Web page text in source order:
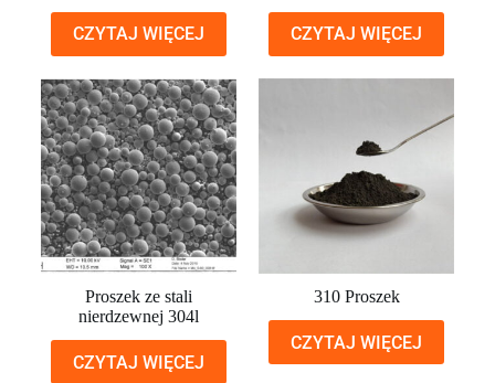
CZYTAJ WIĘCEJ CZYTAJ WIĘCEJ
Proszek ze stali
nierdzewnej 304l
CZYTAJ WIĘCEJ
310 Proszek
CZYTAJ WIĘCEJ